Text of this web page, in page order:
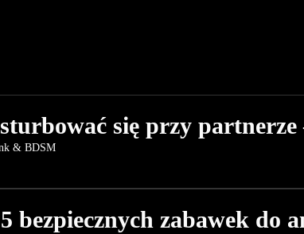
się przy
& BDSM
bezpiecznych zabawek do